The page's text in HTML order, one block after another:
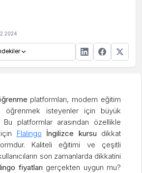
platformları, modern eğitim
öğrenmek isteyenler için büyük
Bu platformlar arasından özellikle
Flalingo İngilizce kursu dikkat
Kaliteli eğitimi ve çeşitli
son zamanlarda dikkatini
fiyatları gerçekten uygun mu?